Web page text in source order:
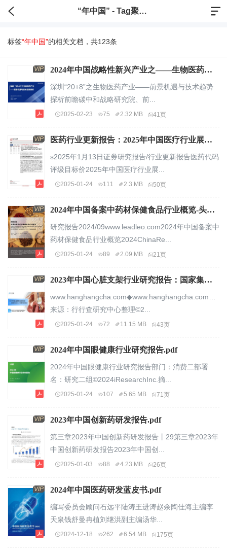
“年中国” - Tag聚合标签
标签“年中国”的相关文档，共123条
VIP 2024年中国战略性新兴产业之——生物医药产业全景图谱.pdf
深圳“20+8”之生物医药产业——前景机遇与技术趋势
探析前瞻碳中和战略研究院、前...
2025-02-23 75 2.32 MB 41页
VIP 医药行业更新报告：2025年中国医疗行业展望：关注“三医”协同发展下的医改增量政策.pdf
s2025年1月13日证券研究报告/行业更新报告医药代码
评级目标价2025年中国医疗行业展...
2025-01-24 111 2.3 MB 50页
VIP 2024年中国备案中药材保健食品行业概览-头豹研究院【21页】.pdf
研究报告2024/09www.leadleo.com2024年中国备案中
药材保健食品行业概览2024ChinaRe...
2025-01-24 89 2.09 MB 21页
VIP 2023年中国心脏支架行业研究报告：国家集采持续放量，市场集中度有望提升.pdf
来源：行行查研究中心整理©2...
2025-01-24 72 11.15 MB 43页
VIP 2024年中国眼健康行业研究报告.pdf
2024年中国眼健康行业研究报告部门：消费二部署
名：研究二组©2024iResearchInc.摘...
2025-01-24 107 5.65 MB 71页
VIP 2023年中国创新药研发报告.pdf
第三章2023年中国创新药研发报告丨29第三章2023年
中国创新药研发报告2023年中国创...
2025-01-03 88 4.23 MB 26页
VIP 2024年中国医药研发蓝皮书.pdf
编写委员会顾问石远平陆涛王进涛赵余陶佳海主编李
天泉钱舒曼冉植刘继洪副主编汤华...
2024-12-18 262 6.54 MB 175页